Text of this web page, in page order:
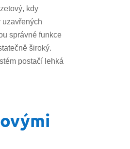
kdy
uzavřených
správné funkce
široký.
postačí lehká